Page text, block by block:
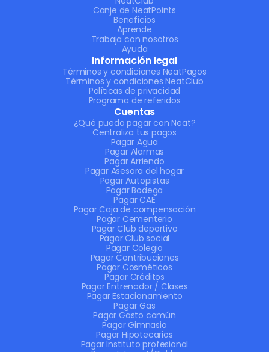
Canje de NeatPoints
Beneficios
Aprende
Trabaja con nosotros
Ayuda
Información legal
Términos y condiciones NeatPagos
Términos y condiciones NeatClub
Políticas de privacidad
Programa de referidos
Cuentas
¿Qué puedo pagar con Neat?
Centraliza tus pagos
Pagar Agua
Pagar Alarmas
Pagar Arriendo
Pagar Asesora del hogar
Pagar Autopistas
Pagar Bodega
Pagar CAE
Pagar Caja de compensación
Pagar Cementerio
Pagar Club deportivo
Pagar Club social
Pagar Colegio
Pagar Contribuciones
Pagar Cosméticos
Pagar Créditos
Pagar Entrenador / Clases
Pagar Estacionamiento
Pagar Gas
Pagar Gasto común
Pagar Gimnasio
Pagar Hipotecarios
Pagar Instituto profesional